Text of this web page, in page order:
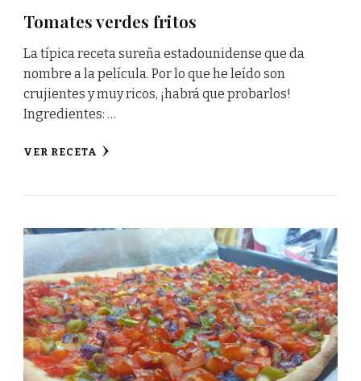
Tomates verdes fritos
La típica receta sureña estadounidense que da
nombre a la película. Por lo que he leído son
crujientes y muy ricos, ¡habrá que probarlos!
Ingredientes: …
VER RECETA